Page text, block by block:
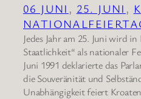
06 JUNI , 25. JUNI , K
Jedes Jahr am 25. Juni wird
Staatlichkeit“ als nationaler
Juni 1991 deklarierte das
die Souveränität und
Unabhängigkeit feiert